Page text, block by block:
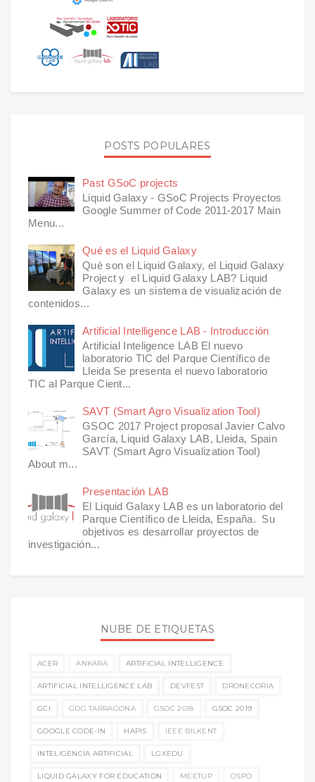
POSTS POPULARES
Past GSoC projects
Liquid Galaxy - GSoC Projects Proyectos
Google Summer of Code 2011-2017 Main
Menu...
Qué es el Liquid Galaxy
Qué son el Liquid Galaxy, el Liquid Galaxy
Project y el Liquid Galaxy LAB? Liquid
Galaxy es un sistema de visualización de
contenidos...
Artificial Intelligence LAB - Introducción
Artificial Inteligence LAB El nuevo
laboratorio TIC del Parque Científico de
Lleida Se presenta el nuevo laboratorio
TIC al Parque Cient...
SAVT (Smart Agro Visualization Tool)
GSOC 2017 Project proposal Javier Calvo
García, Liquid Galaxy LAB, Lleida, Spain
SAVT (Smart Agro Visualization Tool)
About m...
Presentación LAB
El Liquid Galaxy LAB es un laboratorio del
Parque Científico de Lleida, España. Su
objetivos es desarrollar proyectos de
investigación...
NUBE DE ETIQUETAS
ACER ANKARA ARTIFICIAL INTELLIGENCE
ARTIFICIAL INTELLIGENCE LAB DEVFEST DRONECORIA
GCI GDG TARRAGONA GSOC 2018 GSOC 2019
GOOGLE CODE-IN HAPIS IEEE BILKENT
INTELIGENCIA ARTIFICIAL LGXEDU
LIQUID GALAXY FOR EDUCATION MEETUP OSPO